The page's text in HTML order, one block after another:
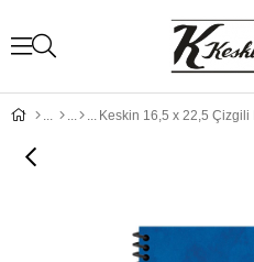
Keskin 16,5 x 22,5